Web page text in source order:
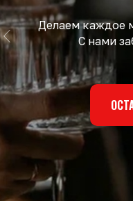
Делаем каждое
С нами